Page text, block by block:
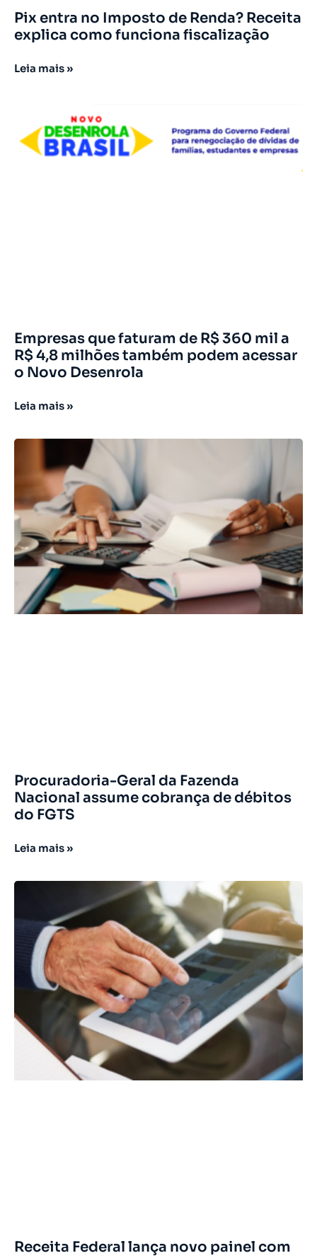
Pix entra no Imposto de Renda? Receita
explica como funciona fiscalização
Leia mais »
Empresas que faturam de R$ 360 mil a
R$ 4,8 milhões também podem acessar
o Novo Desenrola
Leia mais »
Procuradoria-Geral da Fazenda
Nacional assume cobrança de débitos
do FGTS
Leia mais »
Receita Federal lança novo painel com